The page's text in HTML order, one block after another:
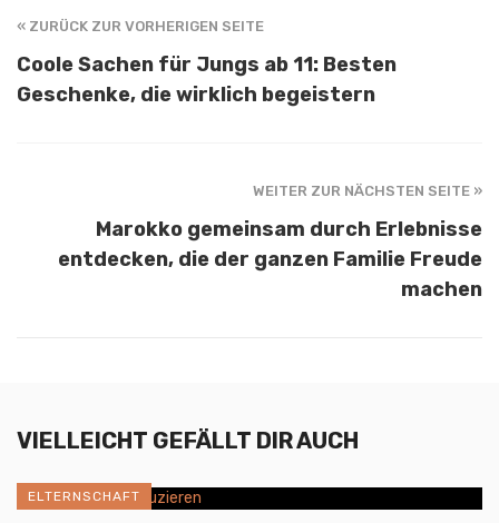
« ZURÜCK ZUR VORHERIGEN SEITE
Coole Sachen für Jungs ab 11: Besten
Geschenke, die wirklich begeistern
WEITER ZUR NÄCHSTEN SEITE »
Marokko gemeinsam durch Erlebnisse
entdecken, die der ganzen Familie Freude
machen
VIELLEICHT GEFÄLLT DIR AUCH
ELTERNSCHAFT